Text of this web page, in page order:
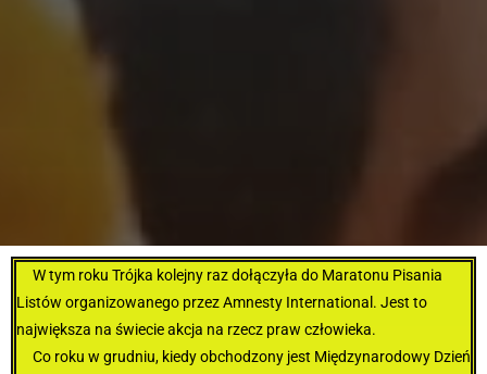
W tym roku Trójka kolejny raz dołączyła do Maratonu Pisania
Listów organizowanego przez Amnesty International. Jest to
największa na świecie akcja na rzecz praw człowieka.
Co roku w grudniu, kiedy obchodzony jest Międzynarodowy Dzień